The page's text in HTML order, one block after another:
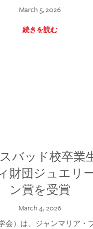
March 5, 2026
続きを読む
バッド校卒業
財団ジュエリ
ン賞を受賞
March 4, 2026
会）は、ジャンマリア・